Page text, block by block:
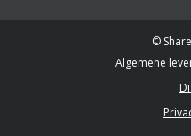
©
Algemene